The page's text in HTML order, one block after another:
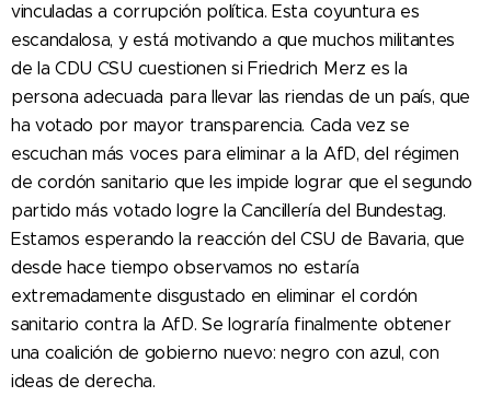
vinculadas a corrupción política. Esta coyuntura es
escandalosa, y está motivando a que muchos militantes
de la CDU CSU cuestionen si Friedrich Merz es la
persona adecuada para llevar las riendas de un país, que
ha votado por mayor transparencia. Cada vez se
escuchan más voces para eliminar a la AfD, del régimen
de cordón sanitario que les impide lograr que el segundo
partido más votado logre la Cancillería del Bundestag.
Estamos esperando la reacción del CSU de Bavaria, que
desde hace tiempo observamos no estaría
extremadamente disgustado en eliminar el cordón
sanitario contra la AfD. Se lograría finalmente obtener
una coalición de gobierno nuevo: negro con azul, con
ideas de derecha.